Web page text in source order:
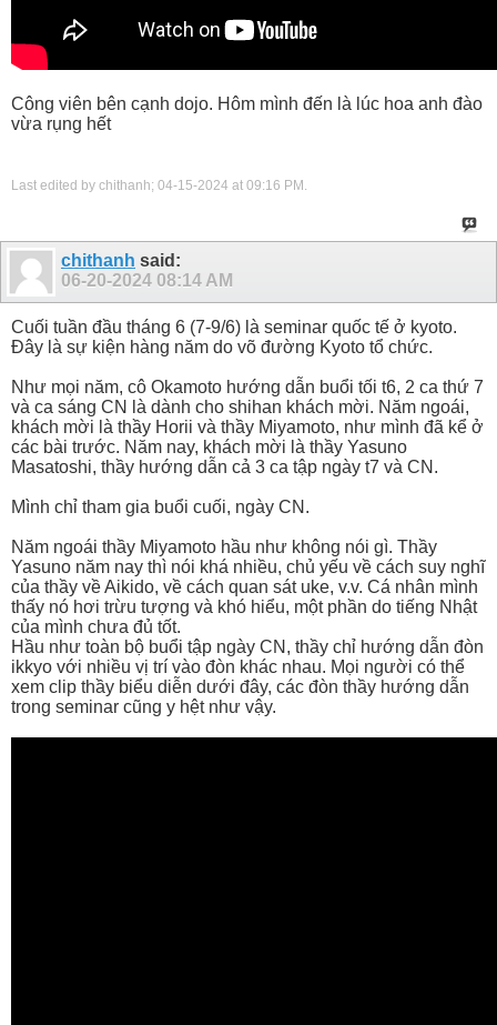
Công viên bên cạnh dojo. Hôm mình đến là lúc hoa anh đào
vừa rụng hết
Last edited by chithanh; 04-15-2024 at 09:16 PM .
chithanh said:
06-20-2024 08:14 AM
Cuối tuần đầu tháng 6 (7-9/6) là seminar quốc tế ở kyoto.
Đây là sự kiện hàng năm do võ đường Kyoto tổ chức.
Như mọi năm, cô Okamoto hướng dẫn buổi tối t6, 2 ca thứ 7
và ca sáng CN là dành cho shihan khách mời. Năm ngoái,
khách mời là thầy Horii và thầy Miyamoto, như mình đã kể ở
các bài trước. Năm nay, khách mời là thầy Yasuno
Masatoshi, thầy hướng dẫn cả 3 ca tập ngày t7 và CN.
Mình chỉ tham gia buổi cuối, ngày CN.
Năm ngoái thầy Miyamoto hầu như không nói gì. Thầy
Yasuno năm nay thì nói khá nhiều, chủ yếu về cách suy nghĩ
của thầy về Aikido, về cách quan sát uke, v.v. Cá nhân mình
thấy nó hơi trừu tượng và khó hiểu, một phần do tiếng Nhật
của mình chưa đủ tốt.
Hầu như toàn bộ buổi tập ngày CN, thầy chỉ hướng dẫn đòn
ikkyo với nhiều vị trí vào đòn khác nhau. Mọi người có thể
xem clip thầy biểu diễn dưới đây, các đòn thầy hướng dẫn
trong seminar cũng y hệt như vậy.